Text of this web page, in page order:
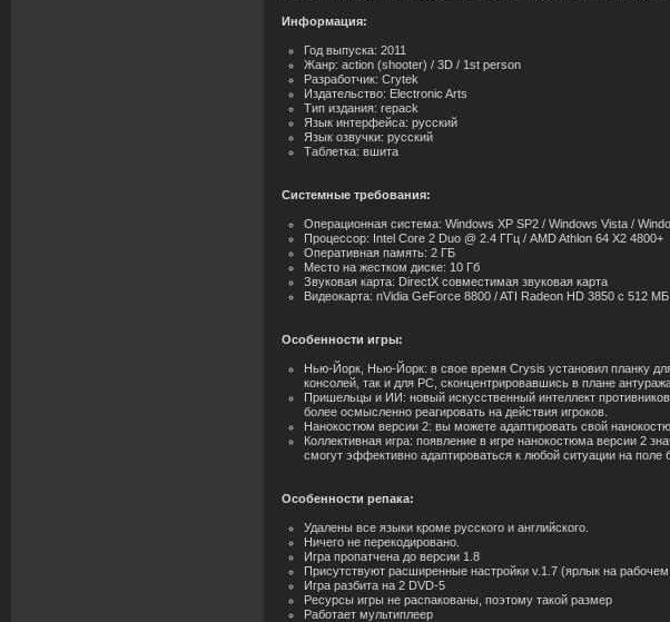
Информация:
Год выпуска: 2011
Жанр: action (shooter) / 3D / 1st person
Разработчик: Crytek
Издательство: Electronic Arts
Тип издания: repack
Язык интерфейса: русский
Язык озвучки: русский
Таблетка: вшита
Системные требования:
Операционная система: Windows XP SP2 / Windows Vista /
Процессор: Intel Core 2 Duo @ 2.4 ГГц / AMD Athlon 64 X2 4800+
Оперативная память: 2 ГБ
Место на жестком диске: 10 Гб
Звуковая карта: DirectX совместимая звуковая карта
Видеокарта: nVidia GeForce 8800 / ATI Radeon HD 3850 с 512
Особенности игры:
Нью-Йорк, Нью-Йорк: в свое время Crysis установил планку
консолей, так и для РС, сконцентрировавшись в плане
Пришельцы и ИИ: новый искусственный интеллект
более осмысленно реагировать на действия игроков.
Нанокостюм версии 2: вы можете адаптировать свой
Коллективная игра: появление в игре нанокостюма версии 2
смогут эффективно адаптироваться к любой ситуации на поле
Особенности репака:
Удалены все языки кроме русского и английского.
Ничего не перекодировано.
Игра пропатчена до версии 1.8
Присутствуют расширенные настройки v.1.7 (ярлык на
Игра разбита на 2 DVD-5
Ресурсы игры не распакованы, поэтому такой размер
Работает мультиплеер